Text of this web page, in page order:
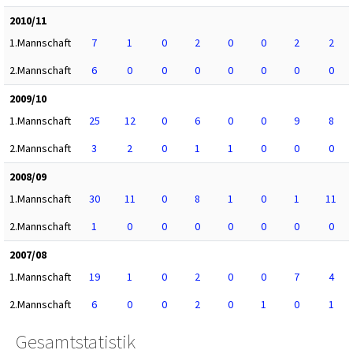
2010/11
1.Mannschaft
7 1 0 2 0 0 2
2
2.Mannschaft
6 0 0 0 0 0 0
0
2009/10
1.Mannschaft
25 12 0 6 0 0 9
8
2.Mannschaft
3 2 0 1 1 0 0
0
2008/09
1.Mannschaft
30 11 0 8 1 0 1
11
2.Mannschaft
1 0 0 0 0 0 0
0
2007/08
1.Mannschaft
19 1 0 2 0 0 7
4
2.Mannschaft
6 0 0 2 0 1 0 1
Gesamtstatistik